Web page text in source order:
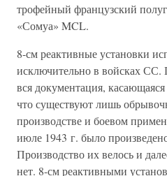
трофейный французский
«Сомуа» MCL.
8-см реактивные установки
исключительно в войсках СС.
вся документация,
что существуют лишь
производстве и боевом
июле 1943 г. было
Производство их велось и
нет. 8-см реактивными